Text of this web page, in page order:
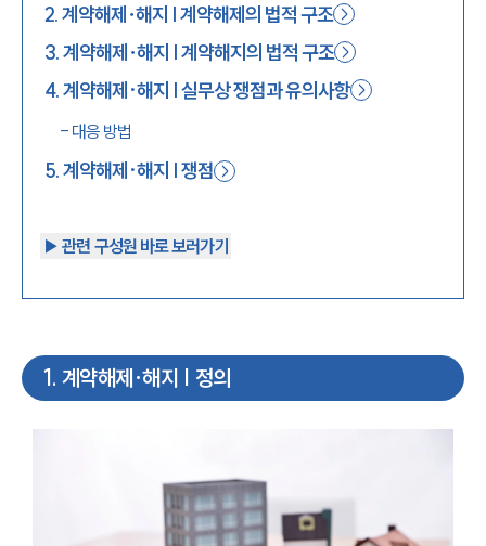
2.계약해제∙해지 | 계약해제의 법적 구조
3.계약해제∙해지 | 계약해지의 법적 구조
4.계약해제·해지 | 실무상 쟁점과 유의사항
- 대응 방법
5.계약해제·해지 | 쟁점
▶︎ 관련 구성원 바로 보러가기
1. 계약해제·해지 | 정의